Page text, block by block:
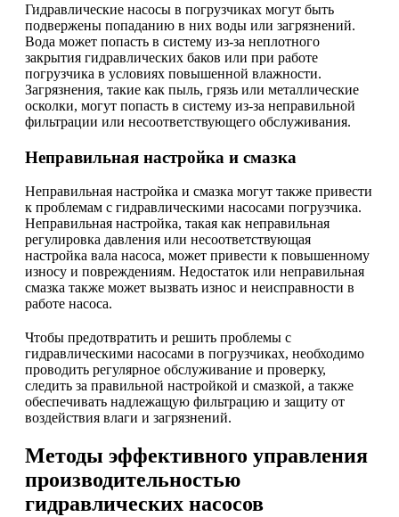
Гидравлические насосы в погрузчиках могут быть
подвержены попаданию в них воды или загрязнений.
Вода может попасть в систему из-за неплотного
закрытия гидравлических баков или при работе
погрузчика в условиях повышенной влажности.
Загрязнения, такие как пыль, грязь или металлические
осколки, могут попасть в систему из-за неправильной
фильтрации или несоответствующего обслуживания.
Неправильная настройка и смазка
Неправильная настройка и смазка могут также привести
к проблемам с гидравлическими насосами погрузчика.
Неправильная настройка, такая как неправильная
регулировка давления или несоответствующая
настройка вала насоса, может привести к повышенному
износу и повреждениям. Недостаток или неправильная
смазка также может вызвать износ и неисправности в
работе насоса.
Чтобы предотвратить и решить проблемы с
гидравлическими насосами в погрузчиках, необходимо
проводить регулярное обслуживание и проверку,
следить за правильной настройкой и смазкой, а также
обеспечивать надлежащую фильтрацию и защиту от
воздействия влаги и загрязнений.
Методы эффективного управления
производительностью
гидравлических насосов